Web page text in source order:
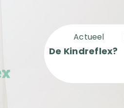
Actueel
De Kindreflex?